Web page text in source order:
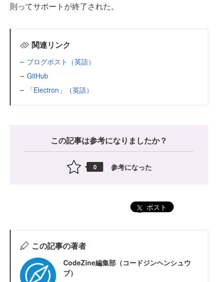
則ってサポートが終了された。
関連リンク
ブログポスト（英語）
GitHub
「Electron」（英語）
この記事は参考になりましたか？
0 参考になった
ポスト
この記事の著者
CodeZine編集部（コードジンヘンシュウ
ブ）